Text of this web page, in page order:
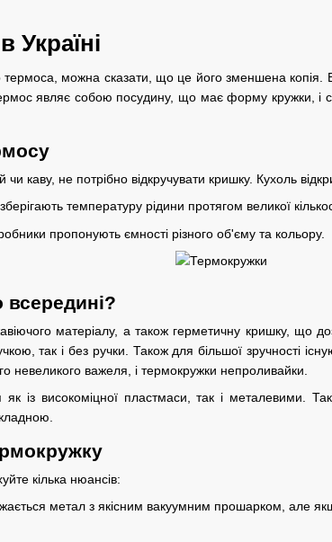
Україні
термоса, можна сказати, що це його зменшена
являє собою посудину, що має форму кружки, і
каву, не потрібно відкручувати кришку. Кухоль
температуру рідини протягом великої
пропонують ємності різного об'єму та кольору.
матеріалу, а також герметичну кришку, що
так і без ручки. Також для більшої зручності
невеликого важеля, і термокружки непроливайки.
як із високоміцної пластмаси, так і
кілька нюансів:
метал з якісним вакуумним прошарком, але